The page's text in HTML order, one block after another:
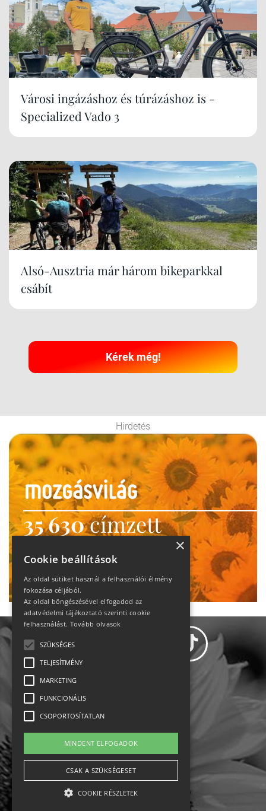
Városi ingázáshoz és túrázáshoz is -
Specialized Vado 3
Alsó-Ausztria már három bikeparkkal
csábít
Kérek még!
Hirdetés
35 630címzett
heti motiváció
Ne maradj le!
Állásajánlatok
Impresszum-kapcsolat
Jogi nyilatkozat
×
Cookie beállítások
Az oldal sütiket használ a felhasználói élmény
fokozása céljából.
Az oldal böngészésével elfogadod az
adatvédelmi tájékoztató szerinti cookie
felhasználást. Tovább olvasok
SZÜKSÉGES
TELJESÍTMÉNY
MARKETING
FUNKCIONÁLIS
CSOPORTOSÍTATLAN
MINDENT ELFOGADOK
CSAK A SZÜKSÉGESET
COOKIE RÉSZLETEK